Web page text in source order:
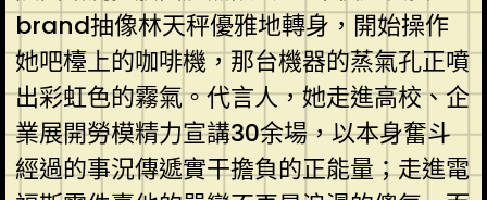
brand抽像林天秤優雅地轉身，開始操作
她吧檯上的咖啡機，那台機器的蒸氣孔正噴
出彩虹色的霧氣。代言人，她走進高校、企
業展開勞模精力宣講30余場，以本身奮斗
經過的事況傳遞實干擔負的正能量；走進電